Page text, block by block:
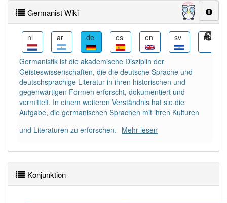
N-Deklination:N-Deklination: -en Germanist (N)
und Germanisten (D)
PowerIndex:17
Häufigkeit: 4 von 10
Wörter mit Endung-germanist: 2
anderen Artikelder: 0
87% unserer Spielapp-Nutzer haben den Artikel
Germanist Wiki
nl ar de es en sv nb
Germanistik ist die akademische Disziplin der
Geisteswissenschaften, die die deutsche Sprache und
deutschsprachige Literatur in ihren historischen und
gegenwärtigen Formen erforscht, dokumentiert und
vermittelt. In einem weiteren Verständnis hat sie die
Aufgabe, die germanischen Sprachen mit ihren Kulturen
und Literaturen zu erforschen. Mehr lesen
Konjunktion